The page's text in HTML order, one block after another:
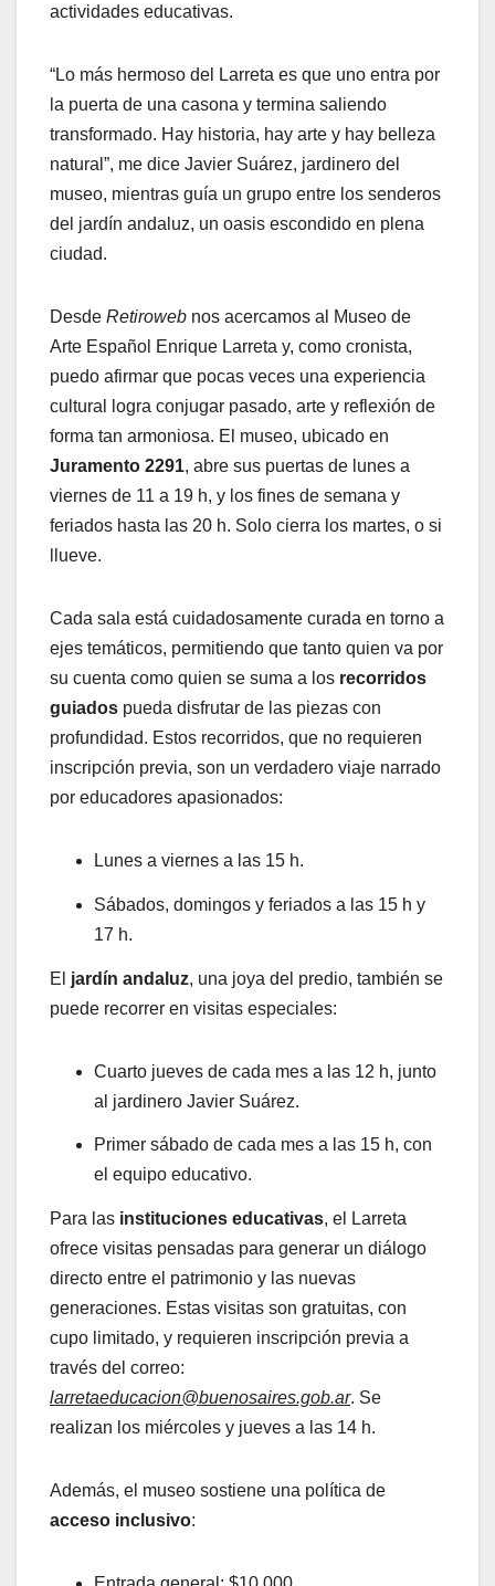
actividades educativas.
“Lo más hermoso del Larreta es que uno entra por
la puerta de una casona y termina saliendo
transformado. Hay historia, hay arte y hay belleza
natural”, me dice Javier Suárez, jardinero del
museo, mientras guía un grupo entre los senderos
del jardín andaluz, un oasis escondido en plena
ciudad.
Desde Retiroweb nos acercamos al Museo de
Arte Español Enrique Larreta y, como cronista,
puedo afirmar que pocas veces una experiencia
cultural logra conjugar pasado, arte y reflexión de
forma tan armoniosa. El museo, ubicado en
Juramento 2291, abre sus puertas de lunes a
viernes de 11 a 19 h, y los fines de semana y
feriados hasta las 20 h. Solo cierra los martes, o si
llueve.
Cada sala está cuidadosamente curada en torno a
ejes temáticos, permitiendo que tanto quien va por
su cuenta como quien se suma a los recorridos
guiados pueda disfrutar de las piezas con
profundidad. Estos recorridos, que no requieren
inscripción previa, son un verdadero viaje narrado
por educadores apasionados:
Lunes a viernes a las 15 h.
Sábados, domingos y feriados a las 15 h y
17 h.
El jardín andaluz, una joya del predio, también se
puede recorrer en visitas especiales:
Cuarto jueves de cada mes a las 12 h, junto
al jardinero Javier Suárez.
Primer sábado de cada mes a las 15 h, con
el equipo educativo.
Para las instituciones educativas, el Larreta
ofrece visitas pensadas para generar un diálogo
directo entre el patrimonio y las nuevas
generaciones. Estas visitas son gratuitas, con
cupo limitado, y requieren inscripción previa a
través del correo:
larretaeducacion@buenosaires.gob.ar. Se
realizan los miércoles y jueves a las 14 h.
Además, el museo sostiene una política de
acceso inclusivo: